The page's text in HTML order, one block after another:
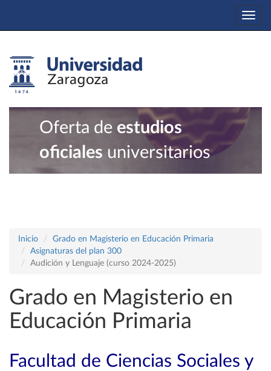
Oferta de estudios
oficiales universitarios
Inicio
Grado en Magisterio en Educación Primaria
Asignaturas del plan 300
Audición y Lenguaje (curso 2024-2025)
Grado en Magisterio en
Educación Primaria
Facultad de Ciencias Sociales y